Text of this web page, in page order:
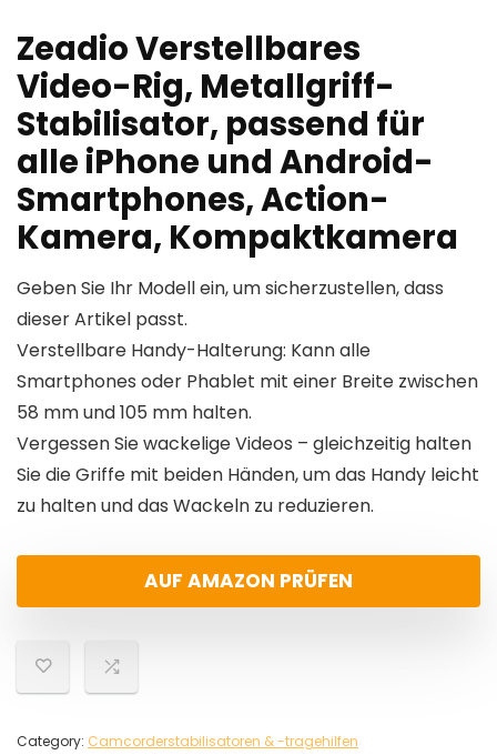
Zeadio Verstellbares
Video-Rig, Metallgriff-
Stabilisator, passend für
alle iPhone und Android-
Smartphones, Action-
Kamera, Kompaktkamera
Geben Sie Ihr Modell ein, um sicherzustellen, dass
dieser Artikel passt.
Verstellbare Handy-Halterung: Kann alle
Smartphones oder Phablet mit einer Breite zwischen
58 mm und 105 mm halten.
Vergessen Sie wackelige Videos – gleichzeitig halten
Sie die Griffe mit beiden Händen, um das Handy leicht
zu halten und das Wackeln zu reduzieren.
AUF AMAZON PRÜFEN
Category: Camcorderstabilisatoren & -tragehilfen